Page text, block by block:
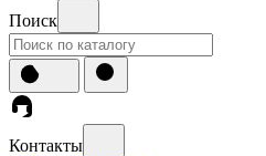
Поиск
Контакты